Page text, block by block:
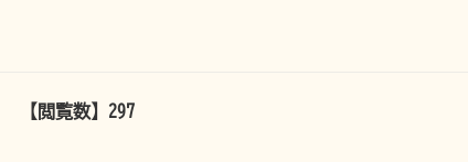
【閲覧数】 297